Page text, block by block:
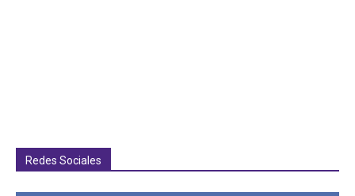
Redes Sociales